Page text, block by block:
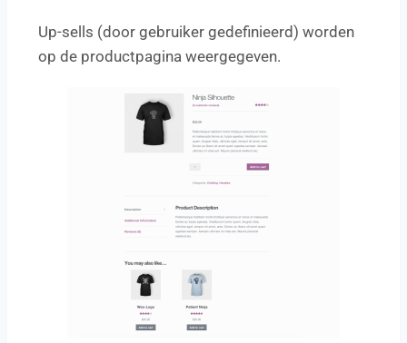
Up-sells (door gebruiker gedefinieerd) worden
op de productpagina weergegeven.